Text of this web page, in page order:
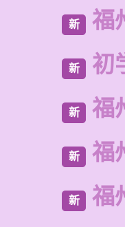
新 福
新 初
新 福
新 福
新 福